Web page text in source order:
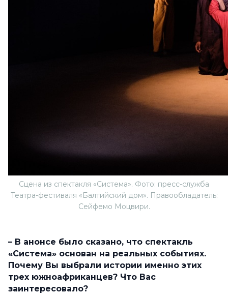
Сцена из спектакля «Система». Фото: пресс-служба
Театра-фестиваля «Балтийский дом». Правообладатель:
Сейфемо Моцвири.
– В анонсе было сказано, что спектакль
«Система» основан на реальных событиях.
Почему Вы выбрали истории именно этих
трех южноафриканцев? Что Вас
заинтересовало?